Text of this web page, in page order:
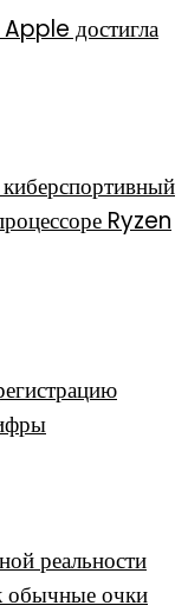
Apple достигла
Ryzen
реальности
обычные очки